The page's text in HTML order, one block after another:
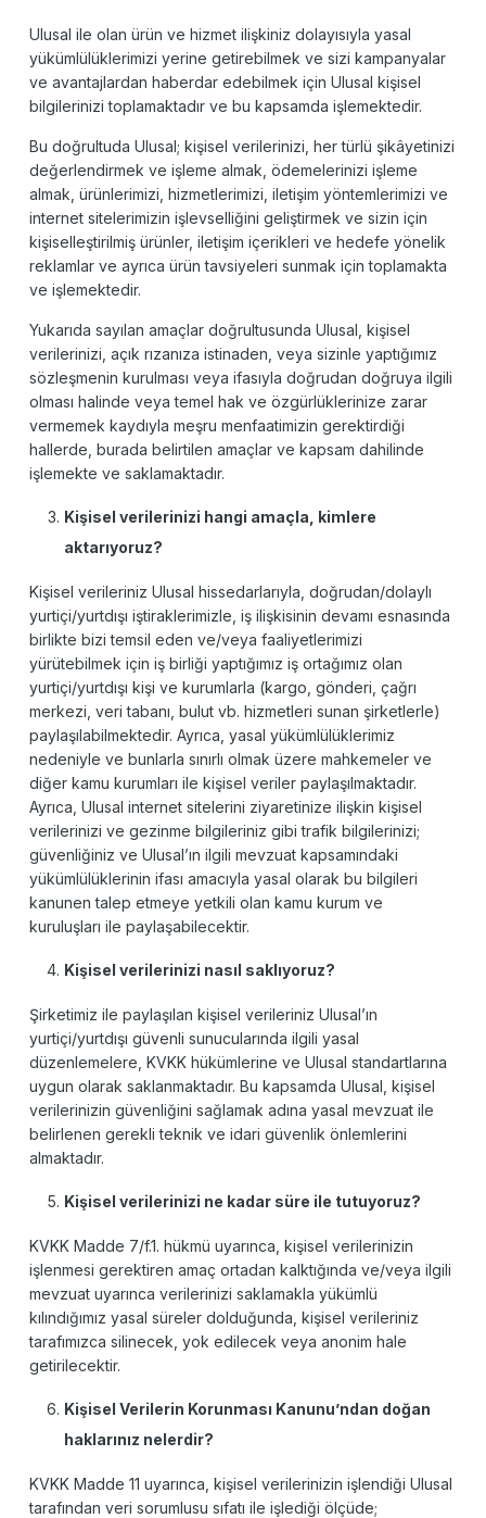
Ulusal ile olan ürün ve hizmet ilişkiniz dolayısıyla yasal
yükümlülüklerimizi yerine getirebilmek ve sizi kampanyalar
ve avantajlardan haberdar edebilmek için Ulusal kişisel
bilgilerinizi toplamaktadır ve bu kapsamda işlemektedir.
Bu doğrultuda Ulusal; kişisel verilerinizi, her türlü şikâyetinizi
değerlendirmek ve işleme almak, ödemelerinizi işleme
almak, ürünlerimizi, hizmetlerimizi, iletişim yöntemlerimizi ve
internet sitelerimizin işlevselliğini geliştirmek ve sizin için
kişiselleştirilmiş ürünler, iletişim içerikleri ve hedefe yönelik
reklamlar ve ayrıca ürün tavsiyeleri sunmak için toplamakta
ve işlemektedir.
Yukarıda sayılan amaçlar doğrultusunda Ulusal, kişisel
verilerinizi, açık rızanıza istinaden, veya sizinle yaptığımız
sözleşmenin kurulması veya ifasıyla doğrudan doğruya ilgili
olması halinde veya temel hak ve özgürlüklerinize zarar
vermemek kaydıyla meşru menfaatimizin gerektirdiği
hallerde, burada belirtilen amaçlar ve kapsam dahilinde
işlemekte ve saklamaktadır.
Kişisel verilerinizi hangi amaçla, kimlere
aktarıyoruz?
Kişisel verileriniz Ulusal hissedarlarıyla, doğrudan/dolaylı
yurtiçi/yurtdışı iştiraklerimizle, iş ilişkisinin devamı esnasında
birlikte bizi temsil eden ve/veya faaliyetlerimizi
yürütebilmek için iş birliği yaptığımız iş ortağımız olan
yurtiçi/yurtdışı kişi ve kurumlarla (kargo, gönderi, çağrı
merkezi, veri tabanı, bulut vb. hizmetleri sunan şirketlerle)
paylaşılabilmektedir. Ayrıca, yasal yükümlülüklerimiz
nedeniyle ve bunlarla sınırlı olmak üzere mahkemeler ve
diğer kamu kurumları ile kişisel veriler paylaşılmaktadır.
Ayrıca, Ulusal internet sitelerini ziyaretinize ilişkin kişisel
verilerinizi ve gezinme bilgileriniz gibi trafik bilgilerinizi;
güvenliğiniz ve Ulusal’ın ilgili mevzuat kapsamındaki
yükümlülüklerinin ifası amacıyla yasal olarak bu bilgileri
kanunen talep etmeye yetkili olan kamu kurum ve
kuruluşları ile paylaşabilecektir.
Kişisel verilerinizi nasıl saklıyoruz?
Şirketimiz ile paylaşılan kişisel verileriniz Ulusal’ın
yurtiçi/yurtdışı güvenli sunucularında ilgili yasal
düzenlemelere, KVKK hükümlerine ve Ulusal standartlarına
uygun olarak saklanmaktadır. Bu kapsamda Ulusal, kişisel
verilerinizin güvenliğini sağlamak adına yasal mevzuat ile
belirlenen gerekli teknik ve idari güvenlik önlemlerini
almaktadır.
Kişisel verilerinizi ne kadar süre ile tutuyoruz?
KVKK Madde 7/f.1. hükmü uyarınca, kişisel verilerinizin
işlenmesi gerektiren amaç ortadan kalktığında ve/veya ilgili
mevzuat uyarınca verilerinizi saklamakla yükümlü
kılındığımız yasal süreler dolduğunda, kişisel verileriniz
tarafımızca silinecek, yok edilecek veya anonim hale
getirilecektir.
Kişisel Verilerin Korunması Kanunu’ndan doğan
haklarınız nelerdir?
KVKK Madde 11 uyarınca, kişisel verilerinizin işlendiği Ulusal
tarafından veri sorumlusu sıfatı ile işlediği ölçüde;